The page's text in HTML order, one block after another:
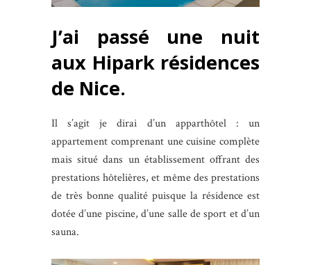
J’ai passé une nuit
aux Hipark résidences
de Nice.
Il s’agit je dirai d’un apparthôtel : un
appartement comprenant une cuisine complète
mais situé dans un établissement offrant des
prestations hôtelières, et même des prestations
de très bonne qualité puisque la résidence est
dotée d’une piscine, d’une salle de sport et d’un
sauna.